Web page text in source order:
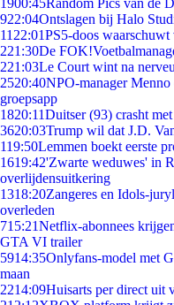
1900:45Random Pics van de
922:04Ontslagen bij Halo
11 22:01PS5-doos
221:30De
221:03Le Court wint na
2520:40NPO-manager
groepsapp
1820:11Duitser (93) crasht
3620:03Trump wil dat J.D.
119:50Lemmen boekt eerste
1619:42'Zwarte weduwes' in
overlijdensuitkering
1318:20Zangeres en Idols-
overleden
715:21Netflix-abonnees
GTA VI trailer
5914:35Onlyfans-model met
maan
2214:09Huisarts per direct uit